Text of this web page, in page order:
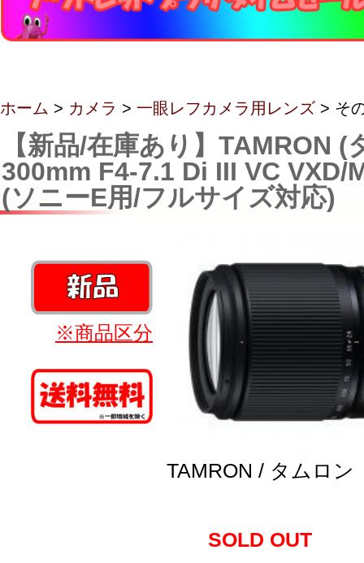
ホーム > カメラ > 一眼レフカメラ用レンズ > そ
【新品/在庫あり】TAMRON (
300mm F4-7.1 Di III VC VXD/
(ソニーE用/フルサイズ対応)
※商品区分
TAMRON / タムロン
SOLD OUT